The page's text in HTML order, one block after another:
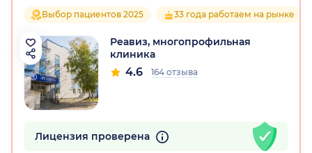
Выбор пациентов 2025 33 года работаем на рынке
Реавиз, многопрофильная
клиника
4.6 164 отзыва
Лицензия проверена